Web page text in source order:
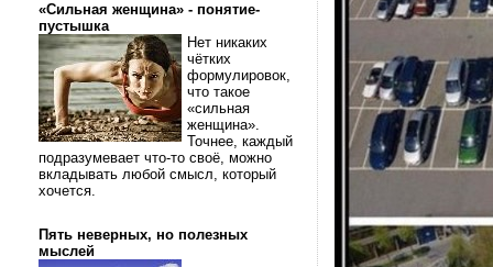
«Сильная женщина» - понятие-
пустышка
Нет никаких
чётких
формулировок,
что такое
«сильная
женщина».
Точнее, каждый
подразумевает что-то своё, можно
вкладывать любой смысл, который
хочется.
Пять неверных, но полезных
мыслей